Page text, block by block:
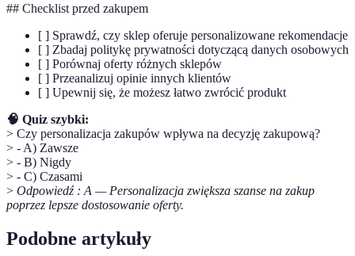
## Checklist przed zakupem
[ ] Sprawdź, czy sklep oferuje personalizowane rekomendacje
[ ] Zbadaj politykę prywatności dotyczącą danych osobowych
[ ] Porównaj oferty różnych sklepów
[ ] Przeanalizuj opinie innych klientów
[ ] Upewnij się, że możesz łatwo zwrócić produkt
🧠 Quiz szybki:
> Czy personalizacja zakupów wpływa na decyzję zakupową?
> - A) Zawsze
> - B) Nigdy
> - C) Czasami
> Odpowiedź : A — Personalizacja zwiększa szanse na zakup
poprzez lepsze dostosowanie oferty.
Podobne artykuły